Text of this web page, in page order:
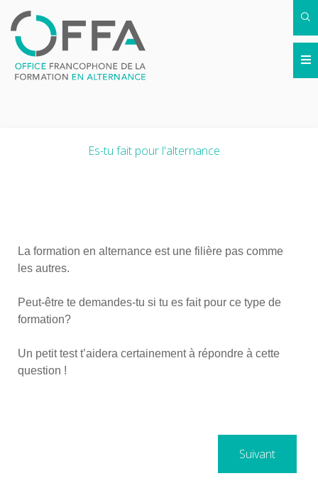
Es-tu fait pour l'alternance
La formation en alternance est une filière pas comme
les autres.
Peut-être te demandes-tu si tu es fait pour ce type de
formation?
Un petit test t’aidera certainement à répondre à cette
question !
Suivant